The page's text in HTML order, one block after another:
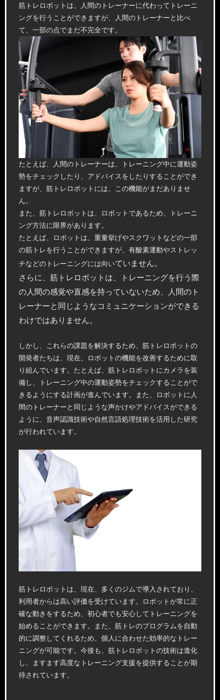
筋トレロボットは、人間のトレーナーに代わってトレーニ
ングを行うことができますが、人間のトレーナーと比べ
て、一部の点でまだ不完全です。
たとえば、人間のトレーナーは、トレーニング中に運動姿
勢をチェックしたり、アドバイスをしたりすることができ
ますが、筋トレロボットには、この機能がまだありませ
ん。
また、筋トレロボットは、ロボットであるため、トレーニ
ング方法に限界があります。
たとえば、ロボットは、重量挙げやスクワットなどの一部
の筋トレを行うことができますが、有酸素運動やストレッ
チなどのトレーニングには向いていません。
さらに、筋トレロボットは、トレーニングを行う際
の人間の感覚や直感を持っていないため、人間のト
レーナーと同じようなコミュニケーションができる
わけではありません。
しかし、これらの課題を解決するため、筋トレロボットの
開発者たちは、現在、ロボットの機能を改善するために取
り組んでいます。たとえば、筋トレロボットにカメラを装
備し、トレーニング中の運動姿勢をチェックすることがで
きるようにする計画が進んでいます。また、ロボットに人
間のトレーナーと同じような声かけやアドバイスができる
ように、音声認識技術や自然言語処理技術を活用した研究
が行われています。
筋トレロボットは、現在、多くのジムで導入されており、
利用者からは高い評価を受けています。ロボットが常に正
確な動きをするため、初心者でも安心してトレーニングを
始めることができます。また、筋トレのプログラムを自動
的に調整してくれるため、個人に合わせた効率的なトレー
ニングが可能です。今後も、筋トレロボットの技術は進化
し、ますます高度なトレーニング支援を提供することが期
待されています。